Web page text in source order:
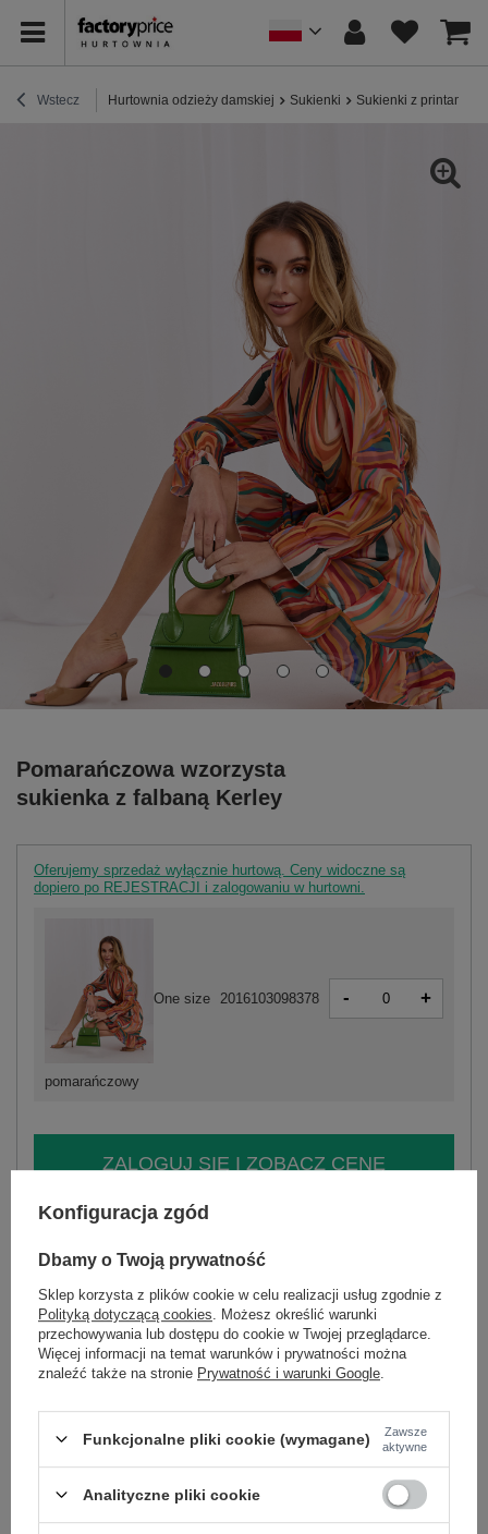
Wstecz Hurtownia odzieży damskiej Sukienki Sukienki z printami
Pomarańczowa wzorzysta
sukienka z falbaną Kerley
Oferujemy sprzedaż wyłącznie hurtową. Ceny widoczne są
dopiero po REJESTRACJI i zalogowaniu w hurtowni.
pomarańczowy
One size 2016103098378 - +
ZALOGUJ SIĘ I ZOBACZ CENĘ
Masz pytanie? Chętnie pomożemy.
Zadzwoń+48 601 547 740 Zadaj pytanie
skład materiału : 50% poliester, 45% wiskoza, 5%
elastan
sposób prania : pranie w pralce w 30°C
dominujący
nadruk
serek / dekolt V
rękaw
długi rękaw
Konfiguracja zgód
Dbamy o Twoją prywatność
Sklep korzysta z plików cookie w celu realizacji usług zgodnie z
Polityką dotyczącą cookies . Możesz określić warunki
przechowywania lub dostępu do cookie w Twojej przeglądarce.
Więcej informacji na temat warunków i prywatności można
znaleźć także na stronie Prywatność i warunki Google
Funkcjonalne pliki cookie (wymagane)
Zawsze
aktywne
Analityczne pliki cookie